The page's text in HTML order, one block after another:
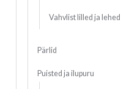
Vahvlist lilled ja lehed
Pärlid
Puisted ja ilupuru